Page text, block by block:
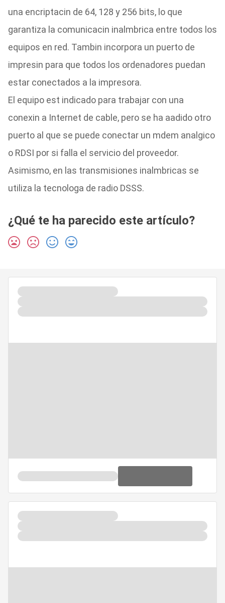
una encriptacin de 64, 128 y 256 bits, lo que
garantiza la comunicacin inalmbrica entre todos los
equipos en red. Tambin incorpora un puerto de
impresin para que todos los ordenadores puedan
estar conectados a la impresora.
El equipo est indicado para trabajar con una
conexin a Internet de cable, pero se ha aadido otro
puerto al que se puede conectar un mdem analgico
o RDSI por si falla el servicio del proveedor.
Asimismo, en las transmisiones inalmbricas se
utiliza la tecnologa de radio DSSS.
¿Qué te ha parecido este artículo?